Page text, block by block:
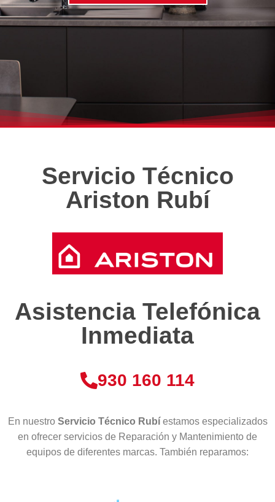
Servicio Técnico
Ariston Rubí
Asistencia Telefónica
Inmediata
930 160 114
En nuestro Servicio Técnico Rubí estamos especializados
en ofrecer servicios de Reparación y Mantenimiento de
equipos de diferentes marcas. También reparamos: